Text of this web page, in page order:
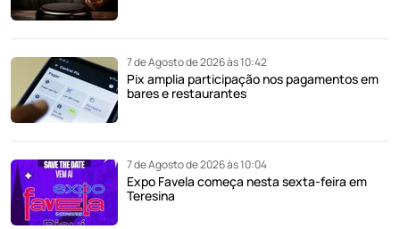
7 de Agosto de 2026 às 10:42
Pix amplia participação nos pagamentos em
bares e restaurantes
7 de Agosto de 2026 às 10:04
Expo Favela começa nesta sexta-feira em
Teresina